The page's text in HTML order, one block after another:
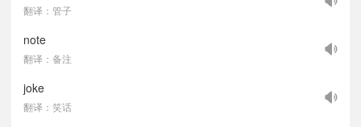
翻译：管子
note
翻译：备注
joke
翻译：笑话